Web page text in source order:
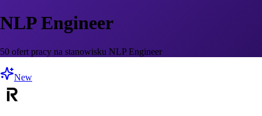
NLP Engineer
50 ofert pracy na stanowisku NLP Engineer
New